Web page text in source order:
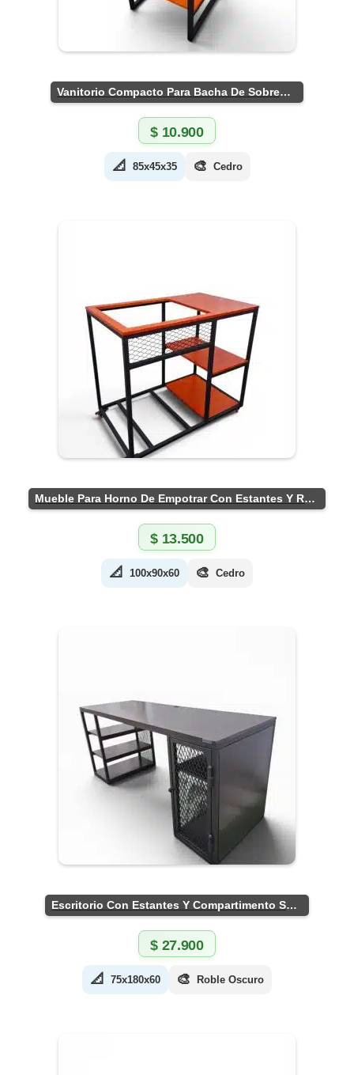
Vanitorio Compacto Para Bacha De Sobreponer
$10.900
📐 85x45x35 🎨 Cedro
Mueble Para Horno De Empotrar Con Estantes Y Ruedas
$13.500
📐 100x90x60 🎨 Cedro
Escritorio Con Estantes Y Compartimento Seguro
$27.900
📐 75x180x60 🎨 Roble Oscuro